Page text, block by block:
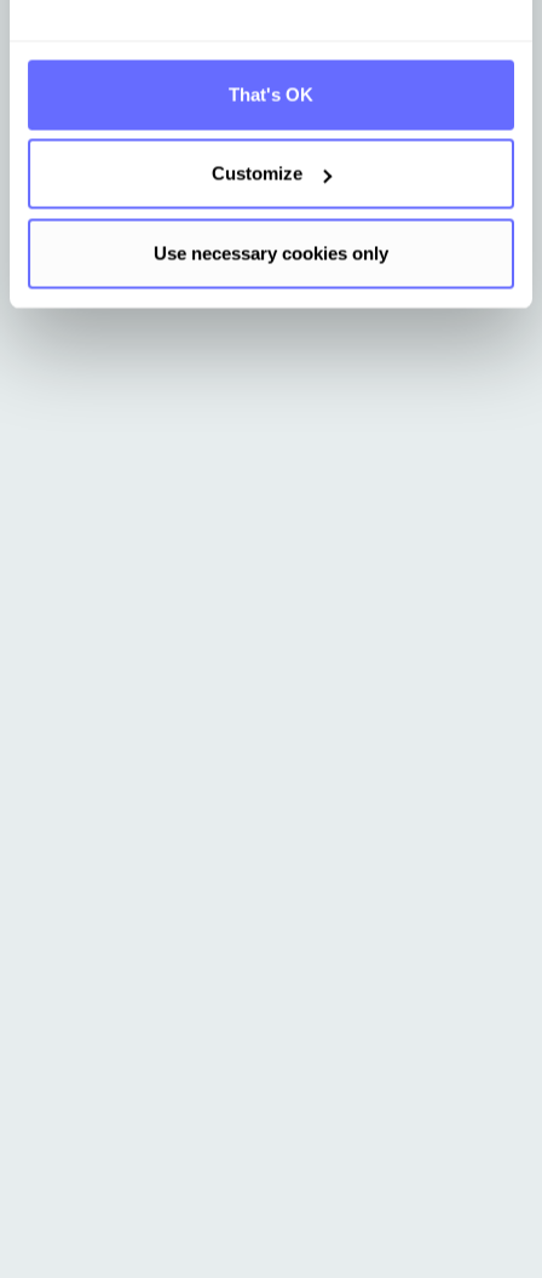
That's OK
Customize
Use necessary cookies only
wirksames Risikomanagement im Unternehmen zu
etablieren.
Mehr erfahren